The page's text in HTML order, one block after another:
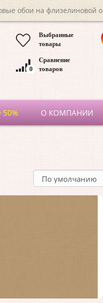
обои на флизелиновой
Выбранные
товары
Сравнение
товаров
0
О КОМПАНИИ